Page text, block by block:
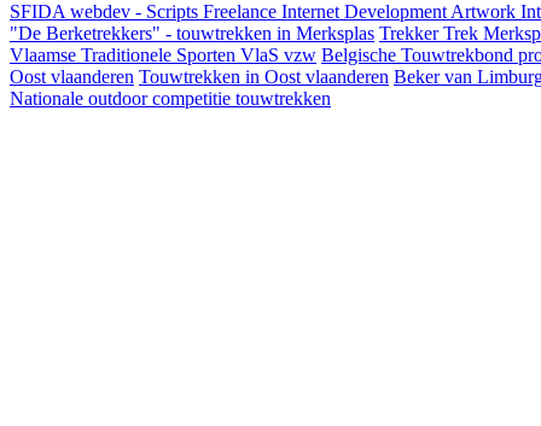
SFIDA webdev - Scripts Freelance Internet Development Artwork
"De Berketrekkers" - touwtrekken in Merksplas Trekker Trek
Vlaamse Traditionele Sporten VlaS vzw Belgische Touwtrekbond
Oost vlaanderen Touwtrekken in Oost vlaanderen Beker van
Nationale outdoor competitie touwtrekken